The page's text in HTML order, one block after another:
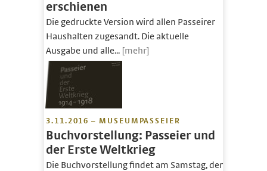
erschienen
Die gedruckte Version wird allen Passeirer
Haushalten zugesandt. Die aktuelle
Ausgabe und alle... [mehr]
3.11.2016 – MUSEUMPASSEIER
Buchvorstellung: Passeier und
der Erste Weltkrieg
Die Buchvorstellung findet am Samstag, den